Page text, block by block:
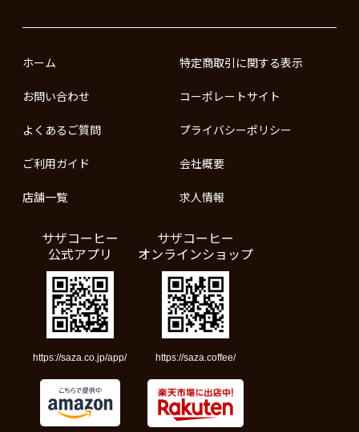
ホーム
お問い合わせ
よくあるご質問
ご利用ガイド
店舗一覧
特定商取引に関する表示
コーポレートサイト
プライバシーポリシー
会社概要
求人情報
サザコーヒー
公式アプリ
https://saza.co.jp/app/
サザコーヒー
オンラインショップ
https://saza.coffee/